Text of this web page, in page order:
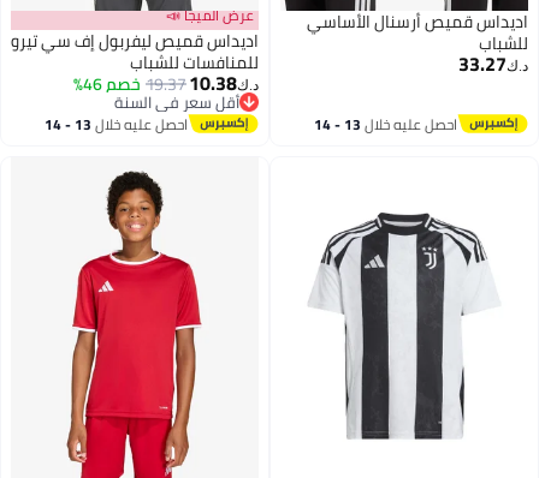
اديداس قميص أرسنال الأساسي
للشباب
د.ك‏33.27
احصل عليه خلال 13 - 14
عرض الميجا 📣
اديداس قميص ليفربول إف سي تيرو
للمنافسات للشباب
د.ك‏10.38
19.37خصم 46%
أقل سعر في السنة
أقل سعر في السنة
احصل عليه خلال 13 - 14